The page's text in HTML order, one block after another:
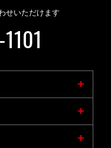
せいただけます